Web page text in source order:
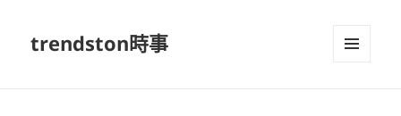
trendston時事